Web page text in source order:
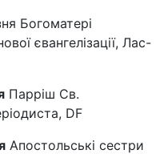
Богоматері
євангелізації, Лас-
Парріш Св.
DF
Апостольські сестри